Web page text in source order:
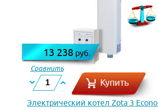
13 238 руб.
Сравнить
Купить
Электрический котел Zota 3